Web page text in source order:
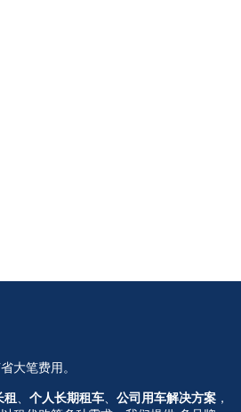
大笔费用。
租、 个人长期租车、 公司用车解决方案 ，